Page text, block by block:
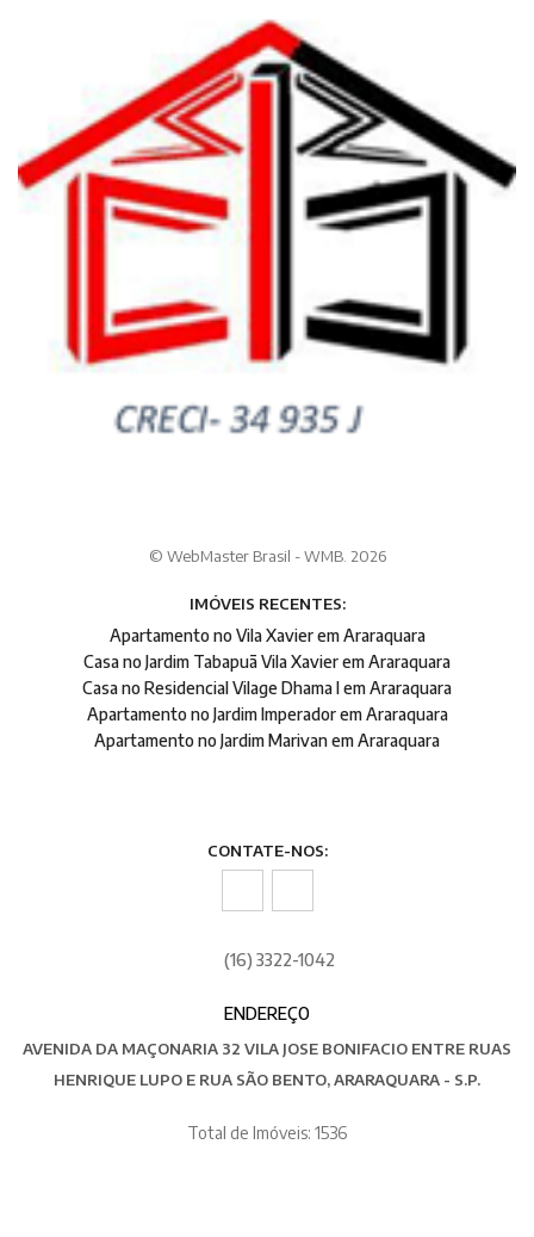
© WebMaster Brasil - WMB. 2026
IMÓVEIS RECENTES:
Apartamento no Vila Xavier em Araraquara
Casa no Jardim Tabapuã Vila Xavier em Araraquara
Casa no Residencial Vilage Dhama I em Araraquara
Apartamento no Jardim Imperador em Araraquara
Apartamento no Jardim Marivan em Araraquara
CONTATE-NOS:
(16) 3322-1042
ENDEREÇO
AVENIDA DA MAÇONARIA 32 VILA JOSE BONIFACIO ENTRE RUAS
HENRIQUE LUPO E RUA SÃO BENTO, ARARAQUARA - S.P.
Total de Imóveis: 1536